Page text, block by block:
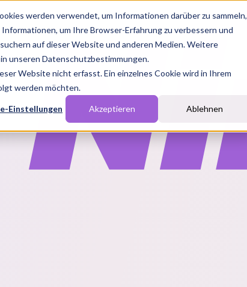
werden verwendet, um Informationen darüber zu sammeln,
um Ihre Browser-Erfahrung zu verbessern und
auf dieser Website und anderen Medien. Weitere
unseren Datenschutzbestimmungen.
Website nicht erfasst. Ein einzelnes Cookie wird in Ihrem
werden möchten.
Einstellungen Akzeptieren Ablehnen